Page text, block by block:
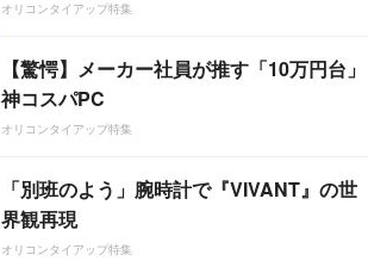
オリコンタイアップ特集
【驚愕】メーカー社員が推す「10万円台」
神コスパPC
オリコンタイアップ特集
「別班のよう」腕時計で『VIVANT』の世
界観再現
オリコンタイアップ特集